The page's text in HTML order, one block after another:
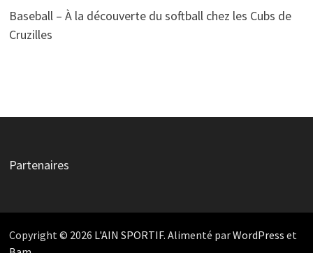
Baseball – À la découverte du softball chez les Cubs de
Cruzilles
Partenaires
Copyright © 2026 L'AIN SPORTIF. Alimenté parWordPress et